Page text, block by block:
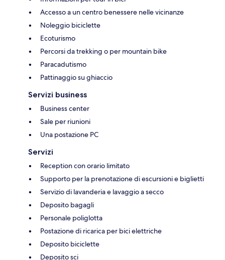
Accesso a un centro benessere nelle vicinanze
Noleggio biciclette
Ecoturismo
Percorsi da trekking o per mountain bike
Paracadutismo
Pattinaggio su ghiaccio
Servizi business
Business center
Sale per riunioni
Una postazione PC
Servizi
Reception con orario limitato
Supporto per la prenotazione di escursioni e biglietti
Servizio di lavanderia e lavaggio a secco
Deposito bagagli
Personale poliglotta
Postazione di ricarica per bici elettriche
Deposito biciclette
Deposito sci